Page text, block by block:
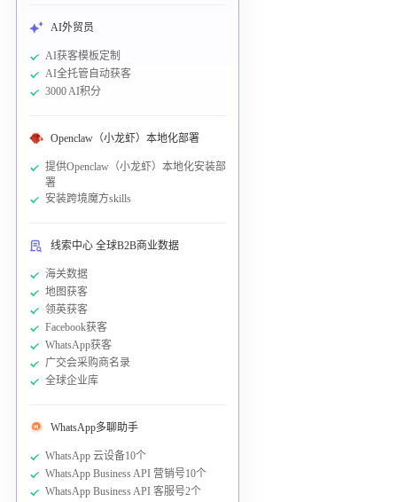
AI外贸员
AI获客模板定制
AI全托管自动获客
3000 AI积分
Openclaw（小龙虾）本地化部署
提供Openclaw（小龙虾）本地化安装部
署
安装跨境魔方skills
线索中心 全球B2B商业数据
海关数据
地图获客
领英获客
Facebook获客
WhatsApp获客
广交会采购商名录
全球企业库
WhatsApp多聊助手
WhatsApp 云设备10个
WhatsApp Business API 营销号10个
WhatsApp Business API 客服号2个